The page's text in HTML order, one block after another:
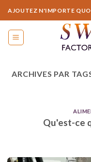
contenu
AJOUTEZ N'IMPORTE
ARCHIVES PAR
Qu'est-ce